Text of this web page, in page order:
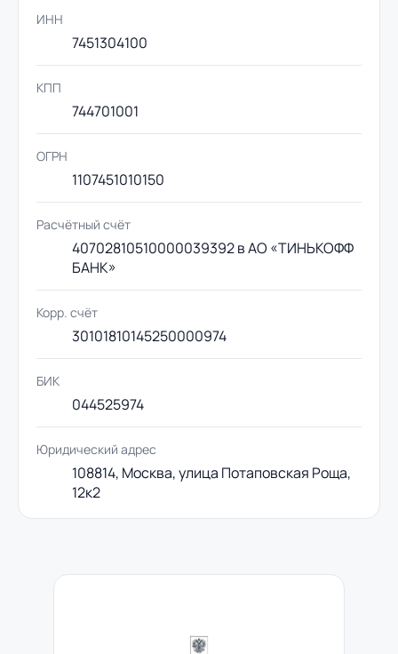
ИНН
7451304100
КПП
744701001
ОГРН
1107451010150
Расчётный счёт
40702810510000039392 в АО «ТИНЬКОФФ
БАНК»
Корр. счёт
30101810145250000974
БИК
044525974
Юридический адрес
108814, Москва, улица Потаповская Роща,
12к2